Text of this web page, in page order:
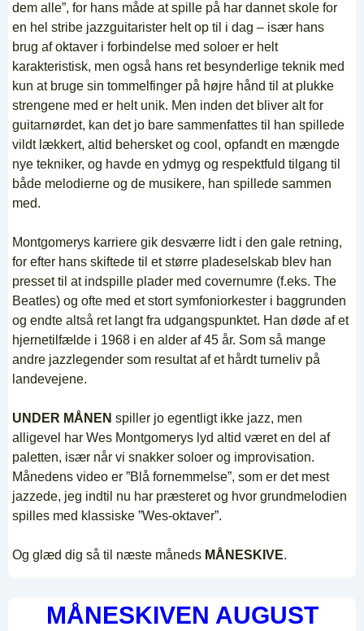
dem alle”, for hans måde at spille på har dannet skole for
en hel stribe jazzguitarister helt op til i dag – især hans
brug af oktaver i forbindelse med soloer er helt
karakteristisk, men også hans ret besynderlige teknik med
kun at bruge sin tommelfinger på højre hånd til at plukke
strengene med er helt unik. Men inden det bliver alt for
guitarnørdet, kan det jo bare sammenfattes til han spillede
vildt lækkert, altid behersket og cool, opfandt en mængde
nye tekniker, og havde en ydmyg og respektfuld tilgang til
både melodierne og de musikere, han spillede sammen
med.
Montgomerys karriere gik desværre lidt i den gale retning,
for efter hans skiftede til et større pladeselskab blev han
presset til at indspille plader med covernumre (f.eks. The
Beatles) og ofte med et stort symfoniorkester i baggrunden
og endte altså ret langt fra udgangspunktet. Han døde af et
hjernetilfælde i 1968 i en alder af 45 år. Som så mange
andre jazzlegender som resultat af et hårdt turneliv på
landevejene.
UNDER MÅNEN spiller jo egentligt ikke jazz, men
alligevel har Wes Montgomerys lyd altid været en del af
paletten, især når vi snakker soloer og improvisation.
Månedens video er ”Blå fornemmelse”, som er det mest
jazzede, jeg indtil nu har præsteret og hvor grundmelodien
spilles med klassiske ”Wes-oktaver”.
Og glæd dig så til næste måneds MÅNESKIVE.
MÅNESKIVEN AUGUST